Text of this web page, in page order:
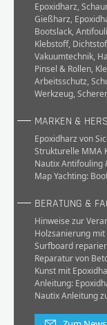
Epoxidharz,
Gießharz,
Bootslack,
Klebstoff,
Vakuumtechnik,
Pinsel & Rollen,
Arbeitsschutz,
Werkzeug,
MARKEN &
Epoxidharz von
Strukturelle MMA
Nautix Antifouling
Map Yachting:
BERATUNG &
Hinweise zur
Holzsanierung mit
Surfboard
Reparatur von
Kunst mit
Anleitung:
Nautix Anleitung